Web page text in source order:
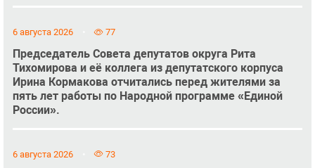
6 августа 2026 77
Председатель Совета депутатов округа Рита
Тихомирова и её коллега из депутатского корпуса
Ирина Кормакова отчитались перед жителями за
пять лет работы по Народной программе «Единой
России».
6 августа 2026 73